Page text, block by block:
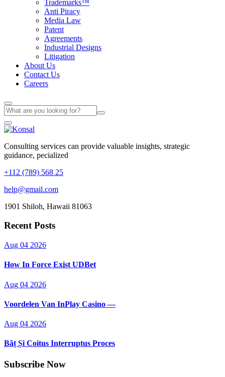
Trademarks™
Anti Piracy
Media Law
Patent
Agreements
Industrial Designs
Litigation
About Us
Contact Us
Careers
Consulting services can provide valuable insights, strategic
guidance, pecialized
+112 (789) 568 25
help@gmail.com
1901 Shiloh, Hawaii 81063
Recent Posts
Aug 04 2026
How In Force Exist UDBet
Aug 04 2026
Voordelen Van InPlay Casino —
Aug 04 2026
Băț Și Coitus Interruptus Proces
Subscribe Now